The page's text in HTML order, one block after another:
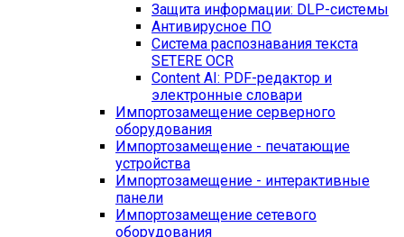
Защита информации: DLP-системы
Антивирусное ПО
Система распознавания текста
SETERE OCR
Content AI: PDF-редактор и
электронные словари
Импортозамещение серверного
оборудования
Импортозамещение - печатающие
устройства
Импортозамещение - интерактивные
панели
Импортозамещение сетевого
оборудования